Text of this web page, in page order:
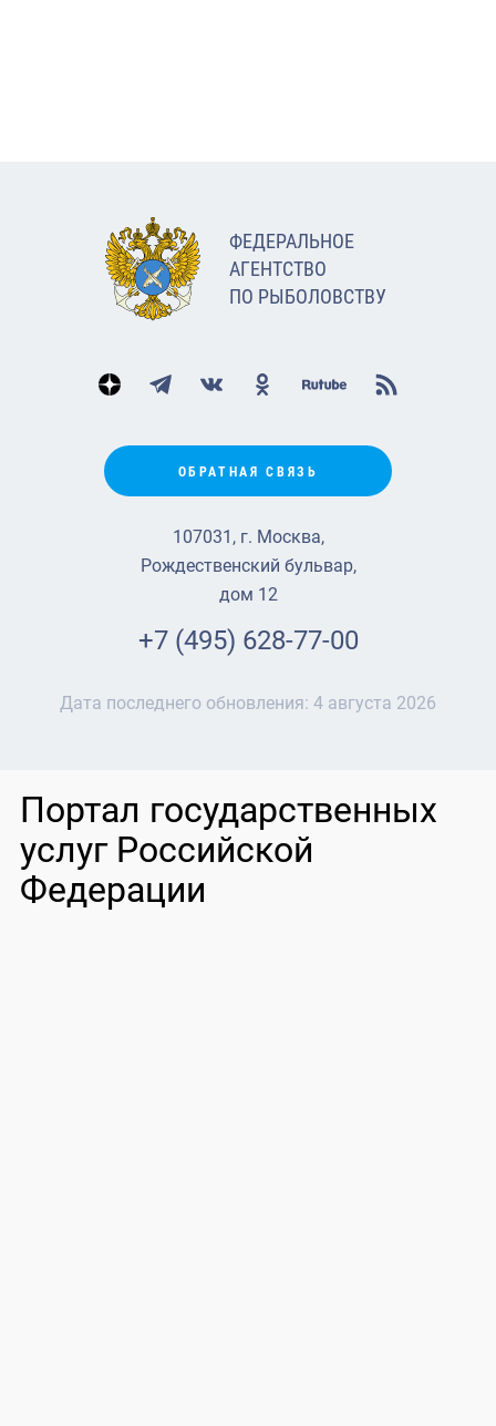
ФЕДЕРАЛЬНОЕ
АГЕНТСТВО
ПО РЫБОЛОВСТВУ
ОБРАТНАЯ СВЯЗЬ
107031, г. Москва,
Рождественский бульвар,
дом 12
+7 (495) 628-77-00
Дата последнего обновления: 4 августа 2026
Портал государственных
услуг Российской
Федерации